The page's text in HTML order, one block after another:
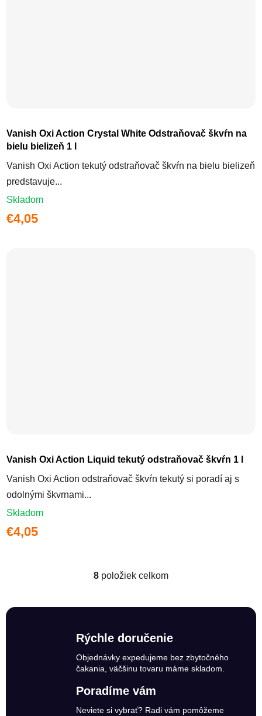
Vanish Oxi Action Crystal White Odstraňovač škvŕn na
bielu bielizeň 1 l
Vanish Oxi Action tekutý odstraňovač škvŕn na bielu bielizeň
predstavuje...
Skladom
€4,05
Vanish Oxi Action Liquid tekutý odstraňovač škvŕn 1 l
Vanish Oxi Action odstraňovač škvŕn tekutý si poradí aj s
odolnými škvrnami...
Skladom
€4,05
Ovládacie prvky výpisu
8 položiek celkom
Rýchle doručenie
Objednávky expedujeme bez zbytočného
čakania, väčšinu tovaru máme skladom.
Poradíme vám
Neviete si vybrať? Radi vám pomôžeme